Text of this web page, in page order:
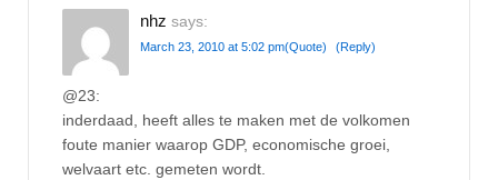
nhz says:
March 23, 2010 at 5:02 pm(Quote) (Reply)
@23:
inderdaad, heeft alles te maken met de volkomen
foute manier waarop GDP, economische groei,
welvaart etc. gemeten wordt.